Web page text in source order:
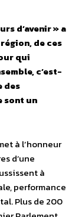
d’avenir »a
de ces
qui
c’est-
des
sont un
à l’honneur
d’une
à
performance
Plus de 200